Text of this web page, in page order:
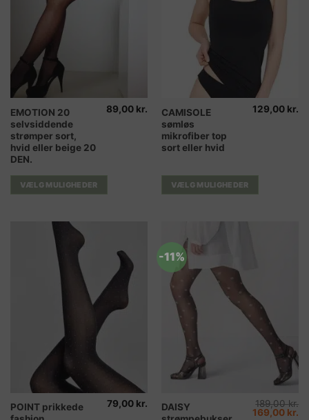
EMOTION 20
selvsiddende
strømper sort,
hvid eller beige 20
DEN.
89,00 kr.
VÆLG MULIGHEDER
Dette
vare
har
flere
Mulighederne
kan
varesiden
CAMISOLE
sømløs
mikrofiber top
sort eller hvid
129,00 kr.
VÆLG MULIGHEDER
Dette
vare
har
flere
Mulighederne
kan
varesiden
POINT prikkede
79,00 kr.
Dette
-11%
DAISY
189,00kr.
Den
169,00 kr.
Dette